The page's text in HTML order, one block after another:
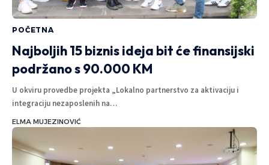
POČETNA
Najboljih 15 biznis ideja bit će finansijski
podržano s 90.000 KM
U okviru provedbe projekta „Lokalno partnerstvo za aktivaciju i
integraciju nezaposlenih na…
ELMA MUJEZINOVIĆ